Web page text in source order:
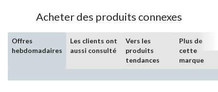
Acheter des produits connexes
Offres
hebdomadaires
Les clients ont
aussi consulté
Vers les
produits
tendances
Plus de
cette
marque